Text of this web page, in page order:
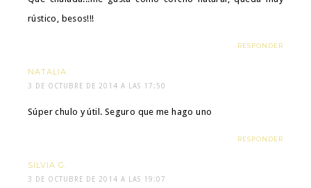
rústico, besos!!!
RESPONDER
NATALIA
3 DE OCTUBRE DE 2014 A LAS 17:50
Súper chulo y útil. Seguro que me hago uno
RESPONDER
SILVIA G.
3 DE OCTUBRE DE 2014 A LAS 19:07